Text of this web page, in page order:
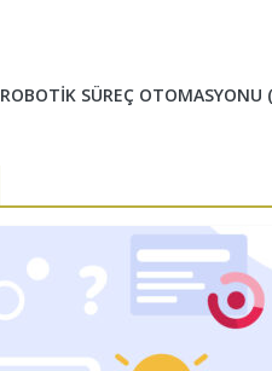
ROBOTIK SÜREÇ OTOMASYONU